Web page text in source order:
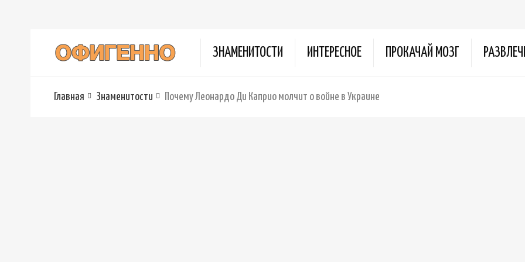
ЗНАМЕНИТОСТИ ИНТЕРЕСНОЕ ПРОКАЧАЙ МОЗГ
Главная Знаменитости Почему Леонардо Ди Каприо молчит о войне в Украине